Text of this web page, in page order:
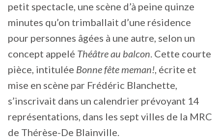
petit spectacle, une scène d’à peine quinze
minutes qu’on trimballait d’une résidence
pour personnes âgées à une autre, selon un
concept appelé Théâtre au balcon. Cette courte
pièce, intitulée Bonne fête meman!, écrite et
mise en scène par Frédéric Blanchette,
s’inscrivait dans un calendrier prévoyant 14
représentations, dans les sept villes de la MRC
de Thérèse-De Blainville.